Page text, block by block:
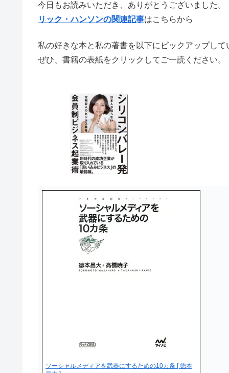
今日もお読みいただき、ありがとうございました。
リック・ハンソンの関連記事はこちらから
私の好きな本と私の著書を以下にピックアップして
ぜひ、書籍の表紙をクリックしてご一読ください。
ソーシャルメディアを武器にするための10カ条 [ 徳本